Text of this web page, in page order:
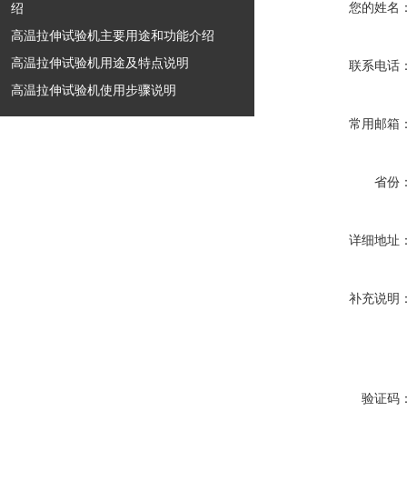
绍
高温拉伸试验机主要用途和功能介绍
高温拉伸试验机用途及特点说明
高温拉伸试验机使用步骤说明
您的姓名
联系电话
常用邮箱
省份
详细地址
补充说明
验证码